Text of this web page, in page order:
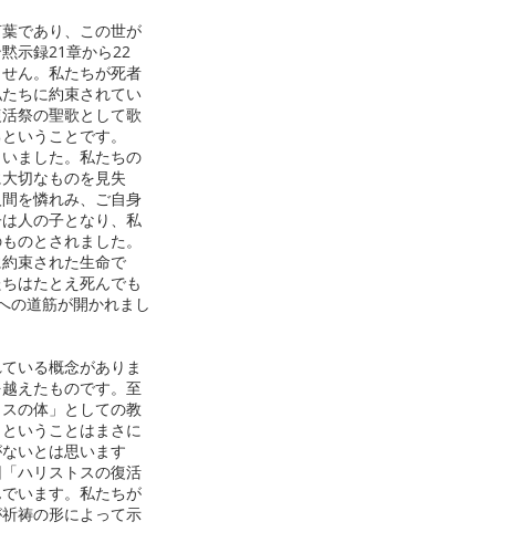
であり、この世が
示録21章から22
ん。私たちが死者
ちに約束されてい
祭の聖歌として歌
いうことです。
ました。私たちの
切なものを見失
を憐れみ、ご自身
人の子となり、私
のとされました。
束された生命で
はたとえ死んでも
の道筋が開かれまし
いる概念がありま
えたものです。至
の体」としての教
いうことはまさに
いとは思います
ハリストスの復活
います。私たちが
祷の形によって示